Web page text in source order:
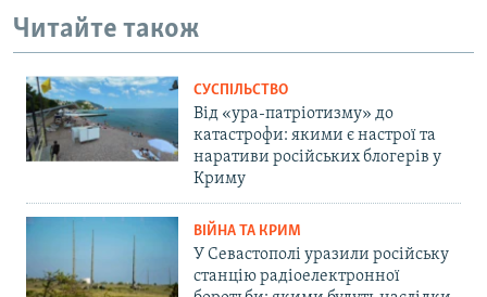
Читайте також
СУСПІЛЬСТВО
Від «ура-патріотизму» до
катастрофи: якими є настрої та
наративи російських блогерів у
Криму
ВІЙНА ТА КРИМ
У Севастополі уразили російську
станцію радіоелектронної